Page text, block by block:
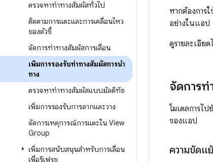
ตรวจหาท่าทางสัมผัสทั่วไป
ติดตามการแตะและการเคลื่อนไหว
ของตัวชี้
จัดการท่าทางสัมผัสการเลื่อน
เพิ่มการรองรับท่าทางสัมผัสการนำ
ทาง
ตรวจหาท่าทางสัมผัสแบบมัลติทัช
เพิ่มการรองรับการลากและวาง
จัดการเหตุการณ์การแตะใน View
Group
เพิ่มการสนับสนุนสำหรับการเลื่อน
เพื่อรีเฟรช
หากต้องการ
อย่างในแอป
ดูรายละเอียด
จัดการ
โมเดลการไ
ของแอป
ความขัดแ